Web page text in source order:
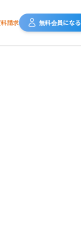
請求 無料会員になる